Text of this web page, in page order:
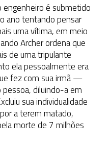
engenheiro é submetido
ano tentando pensar
uma vítima, em meio
Archer ordena que
de uma tripulante
ela pessoalmente era
fez com sua irmã —
diluindo-a em
sua individualidade
a terem matado,
morte de 7 milhões